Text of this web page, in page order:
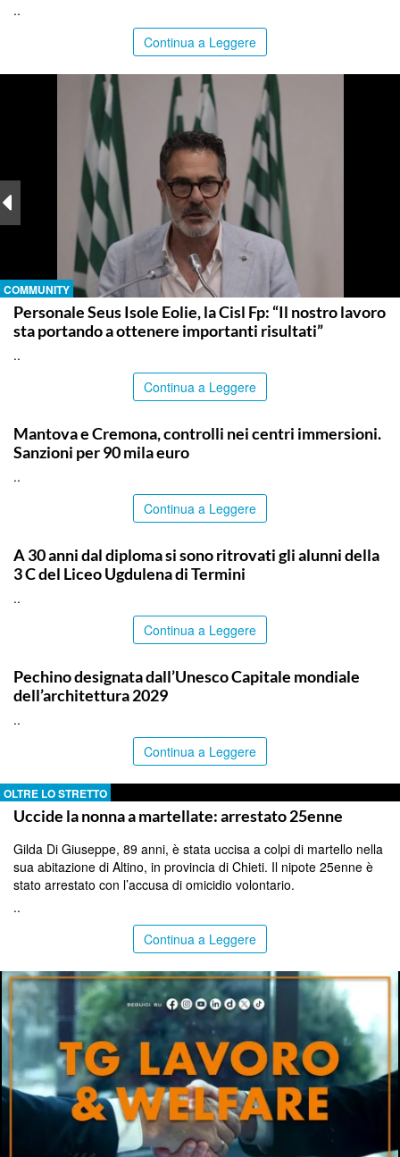
..
Continua a Leggere
COMMUNITY
Personale Seus Isole Eolie, la Cisl Fp: “Il nostro lavoro
sta portando a ottenere importanti risultati”
..
Continua a Leggere
Mantova e Cremona, controlli nei centri immersioni.
Sanzioni per 90 mila euro
..
Continua a Leggere
A 30 anni dal diploma si sono ritrovati gli alunni della
3 C del Liceo Ugdulena di Termini
..
Continua a Leggere
Pechino designata dall’Unesco Capitale mondiale
dell’architettura 2029
..
Continua a Leggere
OLTRE LO STRETTO
Uccide la nonna a martellate: arrestato 25enne
Gilda Di Giuseppe, 89 anni, è stata uccisa a colpi di martello nella
sua abitazione di Altino, in provincia di Chieti. Il nipote 25enne è
stato arrestato con l’accusa di omicidio volontario.
..
Continua a Leggere